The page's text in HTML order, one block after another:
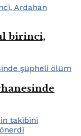
birinci,